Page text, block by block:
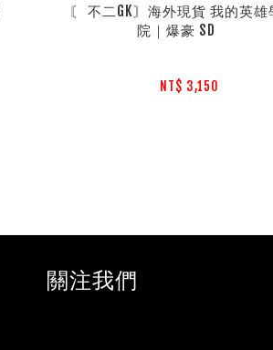
〘 不二GK〙海外現貨 我的英雄
院｜爆豪 SD
NT$ 3,150
關注我們